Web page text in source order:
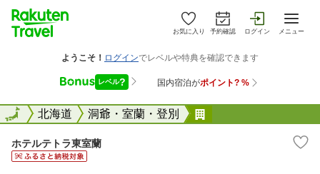
お気に入り 予約確認 ログイン メニュー
全国北海道 洞爺・室蘭・登別
全国
ホテルテトラ東室蘭